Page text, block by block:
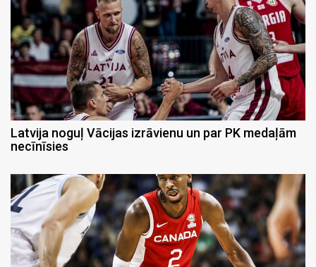
Latvija noguļ Vācijas izrāvienu un par PK medaļām
necīnīsies